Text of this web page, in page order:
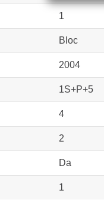
1
Bloc
2004
1S+P+5
4
2
Da
1